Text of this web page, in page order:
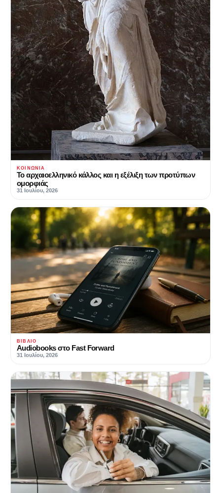
ΚΟΙΝΩΝΊΑ
Το αρχαιοελληνικό κάλλος και η εξέλιξη των προτύπων
ομορφιάς
31 Ιουλίου, 2026
ΒΙΒΛΊΟ
Audiobooks στο Fast Forward
31 Ιουλίου, 2026